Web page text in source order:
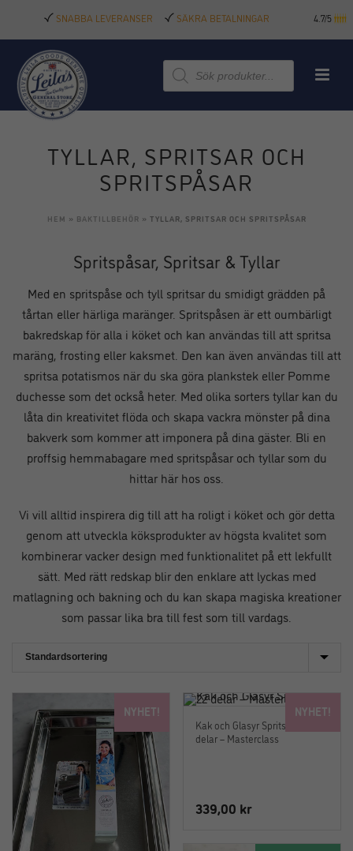
SNABBA LEVERANSER SÄKRA BETALNINGAR 4.7/5
Produktsökning
TYLLAR, SPRITSAR OCH
SPRITSPÅSAR
HEM » BAKTILLBEHÖR » TYLLAR, SPRITSAR OCH SPRITSPÅSAR
Spritspåsar, Spritsar & Tyllar
Med en spritspåse och tyll spritsar du smidigt grädden på
tårtan eller härliga maränger. Spritspåsen är ett oumbärligt
bakredskap för alla i köket och kan användas till att spritsa
maräng, frosting eller kaksmet. Den kan även användas till att
spritsa potatismos när du ska göra plankstek eller Pomme
duchesse som det också heter. Med olika sorters tyllar kan du
låta din kreativitet flöda och skapa vackra mönster på dina
bakverk som kommer att imponera på dina gäster. Bli en
proffsig hemmabagare med spritspåsar och tyllar som du
hittar här hos oss.
Vi vill alltid inspirera dig till att ha roligt i köket och gör detta
genom att utveckla köksprodukter av högsta kvalitet som
kombinerar vacker design med funktionalitet på ett lekfullt
sätt. Med rätt redskap blir den enklare att lyckas med
matlagning och bakning och du kan skapa magiska kreationer
som passar lika bra till fest som till vardags.
NYHET! NYHET!
Kak och Glasyr Sprits Set i 22
delar – Masterclass
339,00 kr